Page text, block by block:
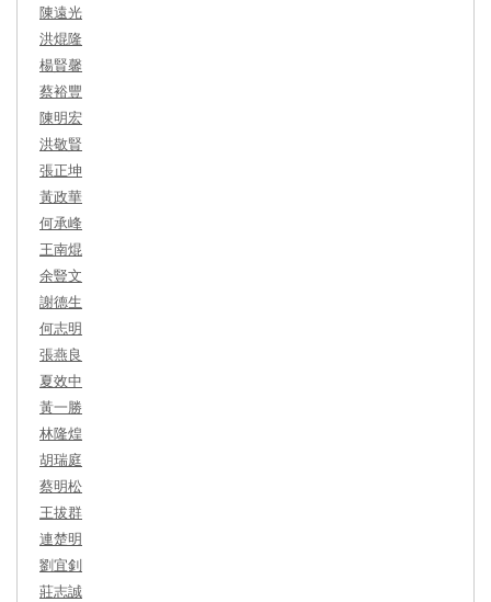
陳遠光
洪焜隆
楊賢馨
蔡裕豐
陳明宏
洪敬賢
張正坤
黃政華
何承峰
王南焜
余豎文
謝德生
何志明
張燕良
夏效中
黃一勝
林隆煌
胡瑞庭
蔡明松
王拔群
連楚明
劉宜釗
莊志誠